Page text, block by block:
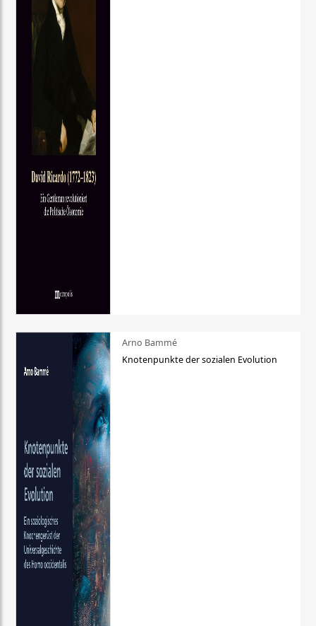
Arno Bammé
Knotenpunkte der sozialen Evolution